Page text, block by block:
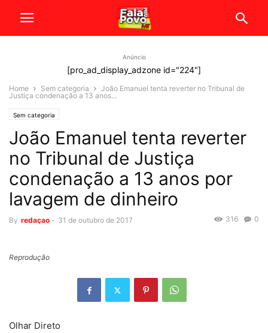
Anúncio
[pro_ad_display_adzone id="224"]
Home Sem categoria
João Emanuel tenta reverter no Tribunal de
Justiça condenação a 13 anos...
Sem categoria
João Emanuel tenta reverter
no Tribunal de Justiça
condenação a 13 anos por
lavagem de dinheiro
By redaçao - 31 de outubro de 2017 0
316
Reprodução
Olhar Direto